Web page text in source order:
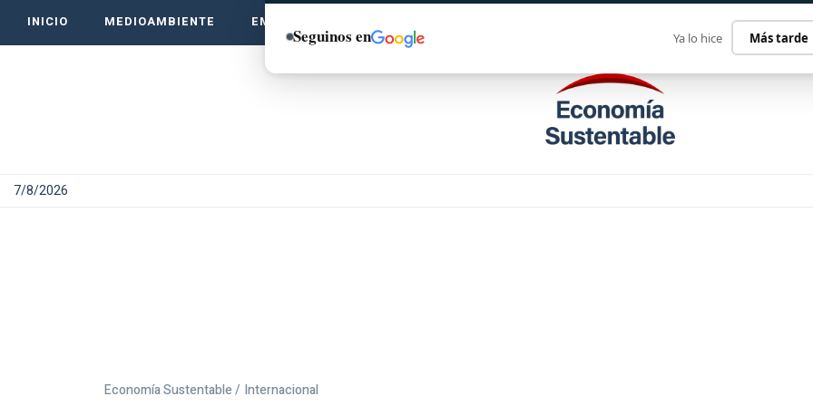
INICIO MEDIOAMBIENTE EMPRENDE VERDE
7/8/2026
Economía Sustentable / Internacional
Seguinos en Ya lo hice Más tarde